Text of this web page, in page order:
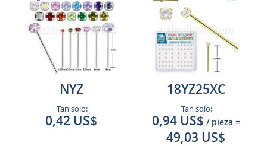
NYZ
Tan solo:
0,42 US$
18YZ25XC
Tan solo:
0,94 US$ / pieza =
49,03 US$